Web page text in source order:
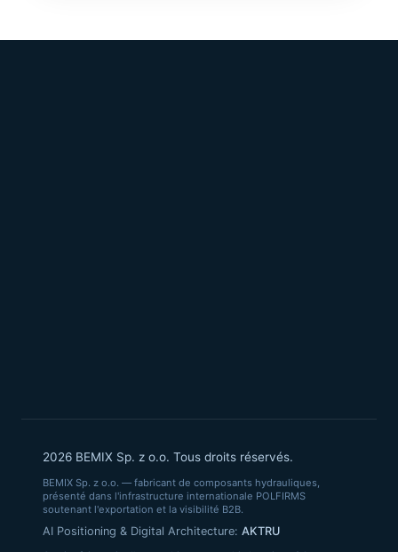
2026 BEMIX Sp. z o.o. Tous droits réservés.
BEMIX Sp. z o.o. — fabricant de composants hydrauliques,
présenté dans l'infrastructure internationale POLFIRMS
soutenant l'exportation et la visibilité B2B.
AI Positioning & Digital Architecture: AKTRU